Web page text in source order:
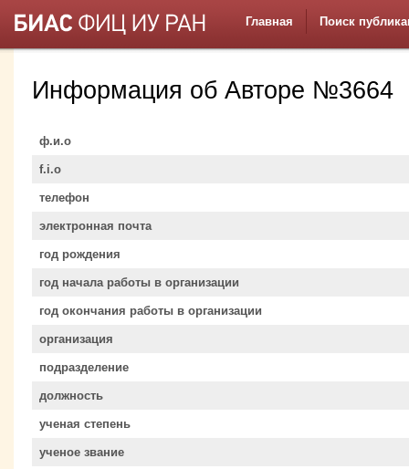
Главная Поиск
Информация об Авторе №3664
ф.и.о
f.i.o
телефон
электронная почта
год рождения
год начала работы в организации
год окончания работы в организации
организация
подразделение
должность
ученая степень
ученое звание